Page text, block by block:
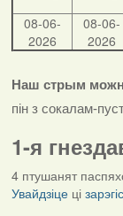
08-06-
2026
08-06-
2026
Наш стрым
пін з сокалам-
1-я
4 птушанят
Увайдзіцеці